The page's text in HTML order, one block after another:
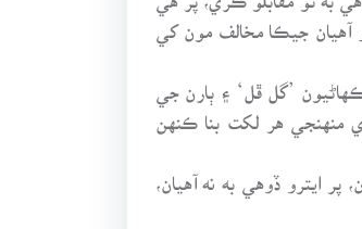
آهيان جيڪا مخالف مون کي
’گل ڦل‘ ۽ ٻارن جي
منهنجي هر لکت بنا ڪنهن
ايترو ڏوهي به نه آهيان،